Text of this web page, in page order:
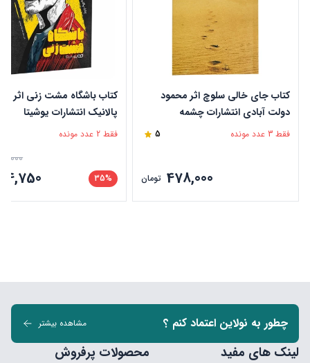
کتاب جای خالی سلوچ اثر محمود
دولت آبادی انتشارات چشمه
فقط 3 عدد مونده 5
478,000 تومان
کتاب باشگاه مشت زنی اثر
پالانیک انتشارات یوشیتا
فقط 2 عدد مونده
35%
چطور به نولاین اعتماد کنم ؟ مشاهده بیشتر
لینک های مفید محصولات پرفروش